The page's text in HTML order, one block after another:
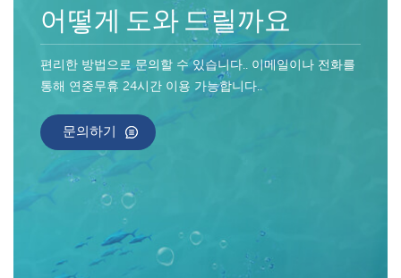
어떻게 도와 드릴까요
편리한 방법으로 문의할 수 있습니다.. 이메일이나 전화를
통해 연중무휴 24시간 이용 가능합니다..
문의하기